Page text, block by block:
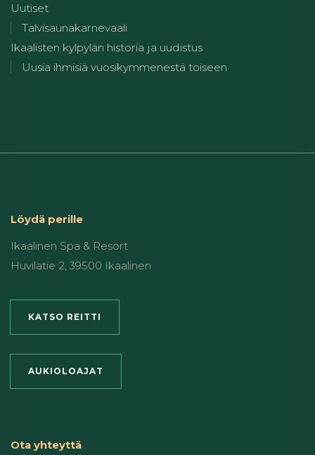
Uutiset
Talvisaunakarnevaali
Ikaalisten kylpylän historia ja uudistus
Uusia ihmisiä vuosikymmenestä toiseen
Löydä perille
Ikaalinen Spa & Resort
Huvilatie 2, 39500 Ikaalinen
KATSO REITTI
AUKIOLOAJAT
Ota yhteyttä